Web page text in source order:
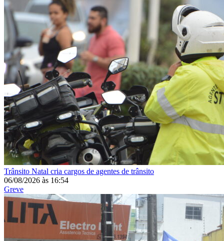
Trânsito Natal cria cargos de agentes de trânsito
06/08/2026 às 16:54
Greve